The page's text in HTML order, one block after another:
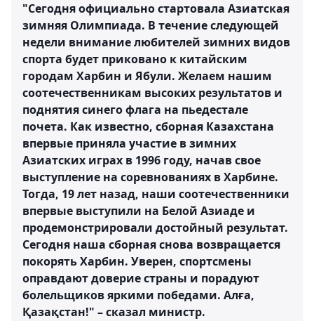
"Сегодня официально стартовала Азиатская
зимняя Олимпиада. В течение следующей
недели внимание любителей зимних видов
спорта будет приковано к китайским
городам Харбин и Ябули. Желаем нашим
соотечественникам высоких результатов и
поднятия синего флага на пьедестале
почета. Как известно, сборная Казахстана
впервые приняла участие в зимних
Азиатских играх в 1996 году, начав свое
выступление на соревнованиях в Харбине.
Тогда, 19 лет назад, наши соотечественники
впервые выступили на Белой Азиаде и
продемонстрировали достойный результат.
Сегодня наша сборная снова возвращается
покорять Харбин. Уверен, спортсмены
оправдают доверие страны и порадуют
болельщиков яркими победами. Алға,
Қазақстан!" – сказал министр.